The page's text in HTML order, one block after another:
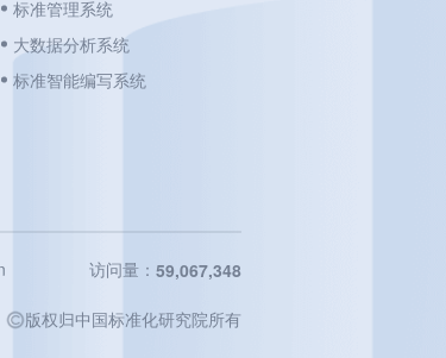
标准管理系统
大数据分析系统
标准智能编写系统
访问量： 59,067,348
️版权归中国标准化研究院所有